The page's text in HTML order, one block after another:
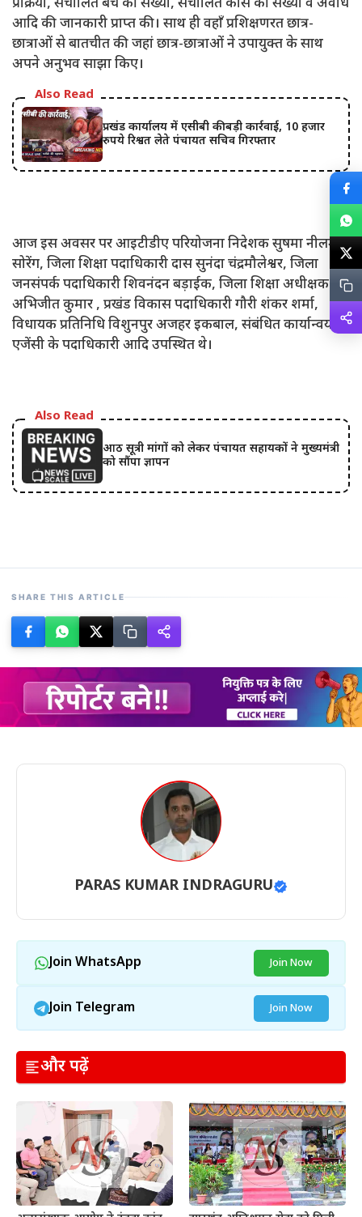
प्रक्रिया, संचालित बैच की संख्या, संचालित कोर्स की संख्या व अवधि
आदि की जानकारी प्राप्त की। साथ ही वहाँ प्रशिक्षणरत छात्र-
छात्राओं से बातचीत की जहां छात्र-छात्राओं ने उपायुक्त के साथ
अपने अनुभव साझा किए।
Also Read
प्रखंड कार्यालय में एसीबी की बड़ी कार्रवाई, 10 हजार
रुपये रिश्वत लेते पंचायत सचिव गिरफ्तार
आज इस अवसर पर आइटीडीए परियोजना निदेशक सुषमा नीलम
सोरेंग, जिला शिक्षा पदाधिकारी दास सुनंदा चंद्रमौलेश्वर, जिला
जनसंपर्क पदाधिकारी शिवनंदन बड़ाईक, जिला शिक्षा अधीक्षक
अभिजीत कुमार , प्रखंड विकास पदाधिकारी गौरी शंकर शर्मा,
विधायक प्रतिनिधि विशुनपुर अजहर इकबाल, संबंधित कार्यान्वयन
एजेंसी के पदाधिकारी आदि उपस्थित थे।
Also Read
आठ सूत्री मांगों को लेकर पंचायत सहायकों ने मुख्यमंत्री
को सौंपा ज्ञापन
SHARE THIS ARTICLE
PARAS KUMAR INDRAGURU
Join WhatsApp Join Now
Join Telegram Join Now
और पढ़ें